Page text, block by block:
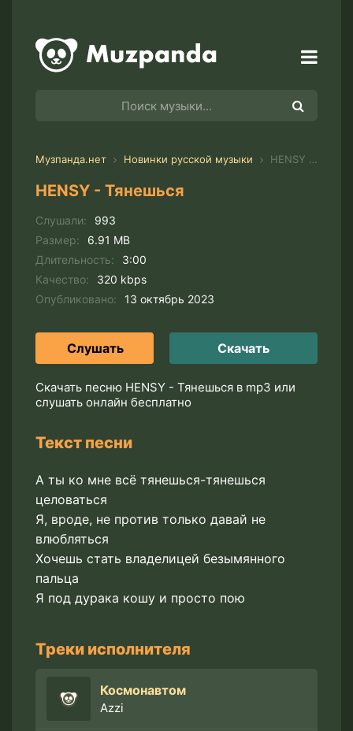
Музпанда.нет Новинки русской музыки HENSY - Тянешься
HENSY - Тянешься
Слушали:
993
Размер:
6.91 MB
Длительность:
3:00
Качество:
320 kbps
Опубликовано:
13 октябрь 2023
Слушать Скачать
Скачать песню HENSY - Тянешься в mp3 или
слушать онлайн бесплатно
Текст песни
А ты ко мне всё тянешься-тянешься
целоваться
Я, вроде, не против только давай не
влюбляться
Хочешь стать владелицей безымянного
пальца
Я под дурака кошу и просто пою
Треки исполнителя
Космонавтом
Azzi